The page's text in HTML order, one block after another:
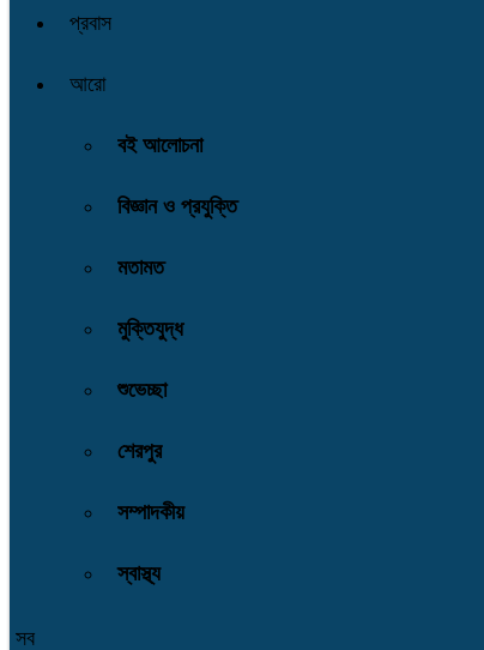
প্রবাস
আরো
বই আলোচনা
বিজ্ঞান ও প্রযুক্তি
মতামত
মুক্তিযুদ্ধ
শুভেচ্ছা
শেরপুর
সম্পাদকীয়
স্বাস্থ্য
সব